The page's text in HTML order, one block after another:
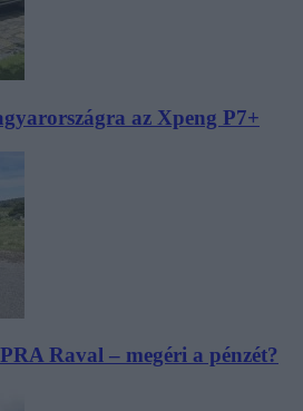
az Xpeng P7+
Raval – megéri a pénzét?